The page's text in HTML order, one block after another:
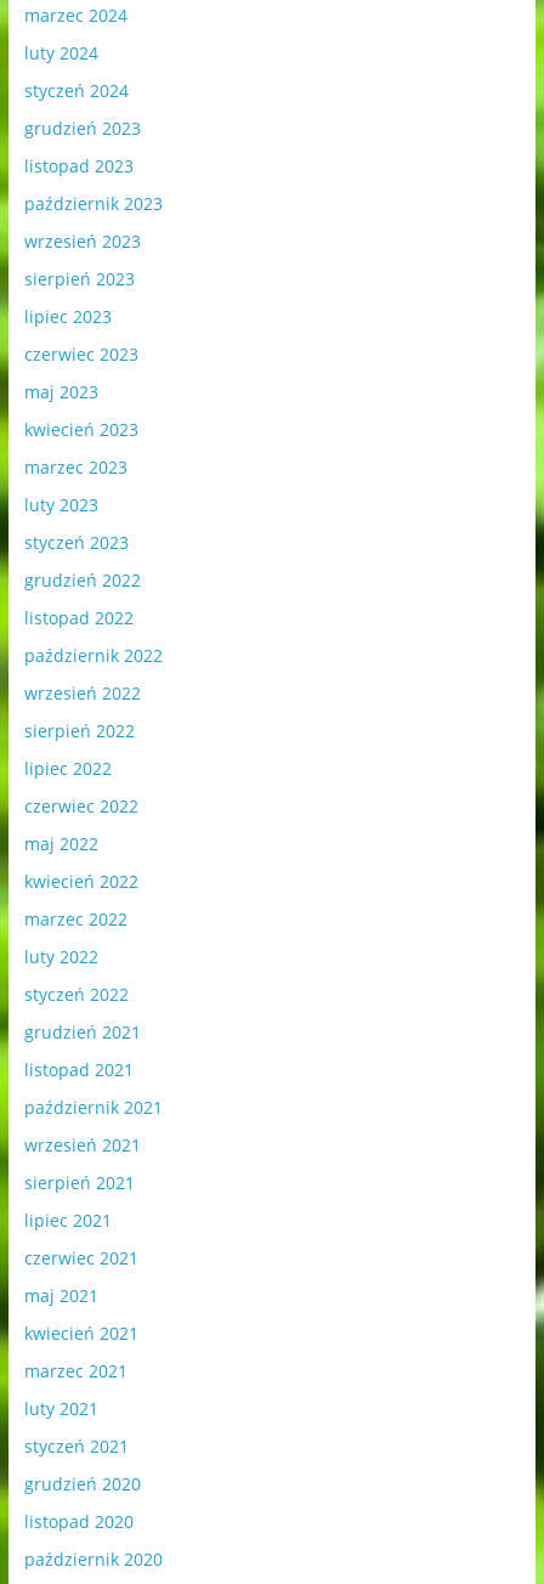
marzec 2024
luty 2024
styczeń 2024
grudzień 2023
listopad 2023
październik 2023
wrzesień 2023
sierpień 2023
lipiec 2023
czerwiec 2023
maj 2023
kwiecień 2023
marzec 2023
luty 2023
styczeń 2023
grudzień 2022
listopad 2022
październik 2022
wrzesień 2022
sierpień 2022
lipiec 2022
czerwiec 2022
maj 2022
kwiecień 2022
marzec 2022
luty 2022
styczeń 2022
grudzień 2021
listopad 2021
październik 2021
wrzesień 2021
sierpień 2021
lipiec 2021
czerwiec 2021
maj 2021
kwiecień 2021
marzec 2021
luty 2021
styczeń 2021
grudzień 2020
listopad 2020
październik 2020